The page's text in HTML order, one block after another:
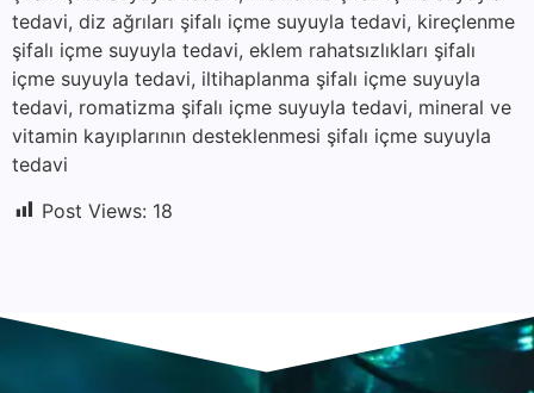
tedavi, diz ağrıları şifalı içme suyuyla tedavi, kireçlenme
şifalı içme suyuyla tedavi, eklem rahatsızlıkları şifalı
içme suyuyla tedavi, iltihaplanma şifalı içme suyuyla
tedavi, romatizma şifalı içme suyuyla tedavi, mineral ve
vitamin kayıplarının desteklenmesi şifalı içme suyuyla
tedavi
Post Views: 18